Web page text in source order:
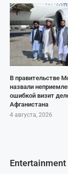
В правительстве
назвали
ошибкой визит
Афганистана
4 августа, 2026
Entertainment